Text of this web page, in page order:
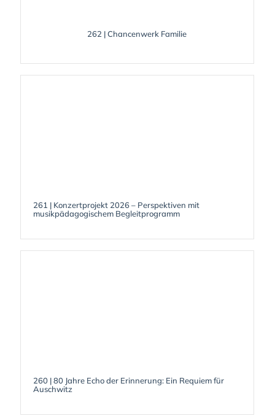
262 | Chancenwerk Familie
261 | Konzertprojekt 2026 – Perspektiven mit
musikpädagogischem Begleitprogramm
260 | 80 Jahre Echo der Erinnerung: Ein Requiem für
Auschwitz